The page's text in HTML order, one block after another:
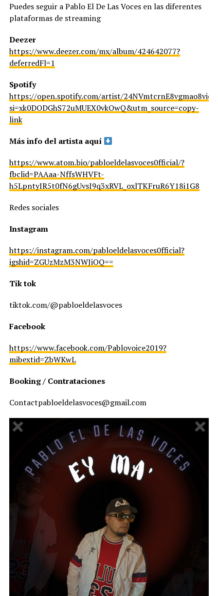
Puedes seguir a Pablo El De Las Voces en las diferentes
plataformas de streaming
Deezer
https://www.deezer.com/mx/album/424642077?
deferredFl=1
Spotify
https://open.spotify.com/artist/
si=xk0DODGhS72uMUEX0vkOwQ&utm_source=copy-
link
Más info del artista aquí
https://www.atom.bio/pabloeldelasvoces0fficial/?
fbclid=PAAaa-NffsWHVFt-
h5LpntyIR5t0fN6gUvsI9q3xRVL_oxlTKFruR6Y18i1G8
Redes sociales
Instagram
https://instagram.com/pabloeldelasvoces0fficial?
igshid=ZGUzMzM3NWJiOQ==
Tik tok
tiktok.com/@pabloeldelasvoces
Facebook
https://www.facebook.com/Pablovoice2019?
mibextid=ZbWKwL
Booking / Contrataciones
Contactpabloeldelasvoces@gmail.com